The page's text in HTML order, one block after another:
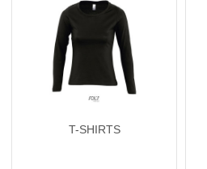
T-SHIRTS